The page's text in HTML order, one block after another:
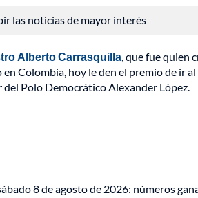
las noticias de mayor interés
Alberto Carrasquilla, que fue quien
Colombia, hoy le den el premio de ir
Polo Democrático Alexander López.
8 de agosto de 2026: números